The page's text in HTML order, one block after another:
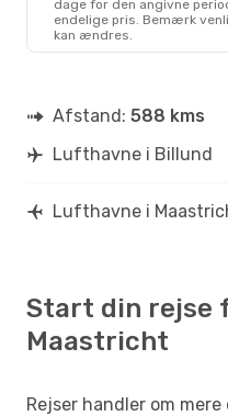
Tor. 24. Sep. - Søn. 27.
1 Mellemlanding
MST- BLL
Klm Royal Dutch Airlines
1 Mellemlanding
dage for den angivne
endelige pris. Bemærk
kan ændres.
Afstand: 588 kms
Lufthavne i Billund
Lufthavne i
Start din rejse
Maastricht
Rejser handler om